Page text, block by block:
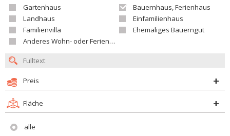
Gartenhaus
Bauernhaus, Ferienhaus
Landhaus
Einfamilienhaus
Familienvilla
Ehemaliges Bauerngut
Anderes Wohn- oder Ferienobjekt
Preis
Fläche
alle